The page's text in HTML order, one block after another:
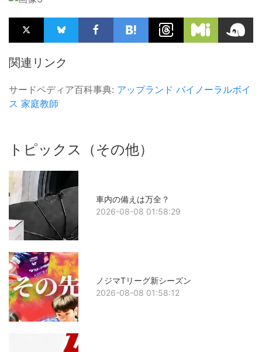
関連リンク
サードペディア百科事典: アップランド バイノーラルボイ
ス 家庭教師
トピックス（その他）
車内の備えは万全？
2026-08-08 01:58:29
ノジマTリーグ新シーズン
2026-08-08 01:58:12